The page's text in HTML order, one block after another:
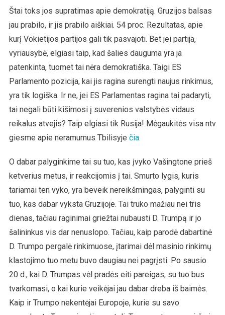
Štai toks jos supratimas apie demokratiją. Gruzijos balsas
jau prabilo, ir jis prabilo aiškiai. 54 proc. Rezultatas, apie
kurį Vokietijos partijos gali tik pasvajoti. Bet jei partija,
vyriausybė, elgiasi taip, kad šalies dauguma yra ja
patenkinta, tuomet tai nėra demokratiška. Taigi ES
Parlamento pozicija, kai jis ragina surengti naujus rinkimus,
yra tik logiška. Ir ne, jei ES Parlamentas ragina tai padaryti,
tai negali būti kišimosi į suverenios valstybės vidaus
reikalus atvejis? Taip elgiasi tik Rusija! Mėgaukitės visa ntv
giesme apie neramumus Tbilisyje čia.
O dabar palyginkime tai su tuo, kas įvyko Vašingtone prieš
ketverius metus, ir reakcijomis į tai. Smurto lygis, kuris
tariamai ten vyko, yra beveik nereikšmingas, palyginti su
tuo, kas dabar vyksta Gruzijoje. Tai truko mažiau nei tris
dienas, tačiau raginimai griežtai nubausti D. Trumpą ir jo
šalininkus vis dar nenuslopo. Tačiau, kaip parodė dabartinė
D. Trumpo pergalė rinkimuose, įtarimai dėl masinio rinkimų
klastojimo tuo metu buvo daugiau nei pagrįsti. Po sausio
20 d., kai D. Trumpas vėl pradės eiti pareigas, su tuo bus
tvarkomasi, o kai kurie veikėjai jau dabar dreba iš baimės.
Kaip ir Trumpo nekentėjai Europoje, kurie su savo